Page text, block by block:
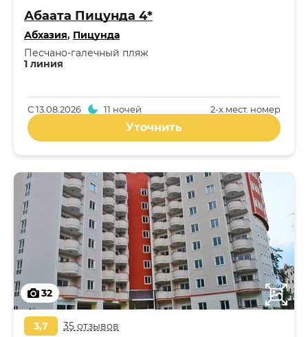
Абаата Пицунда 4*
Абхазия, Пицунда
1 линия
Песчано-галечный пляж
2-x мест. номер
С13.08.2026 11 ночей
Уточнить
32
3,7 35 отзывов